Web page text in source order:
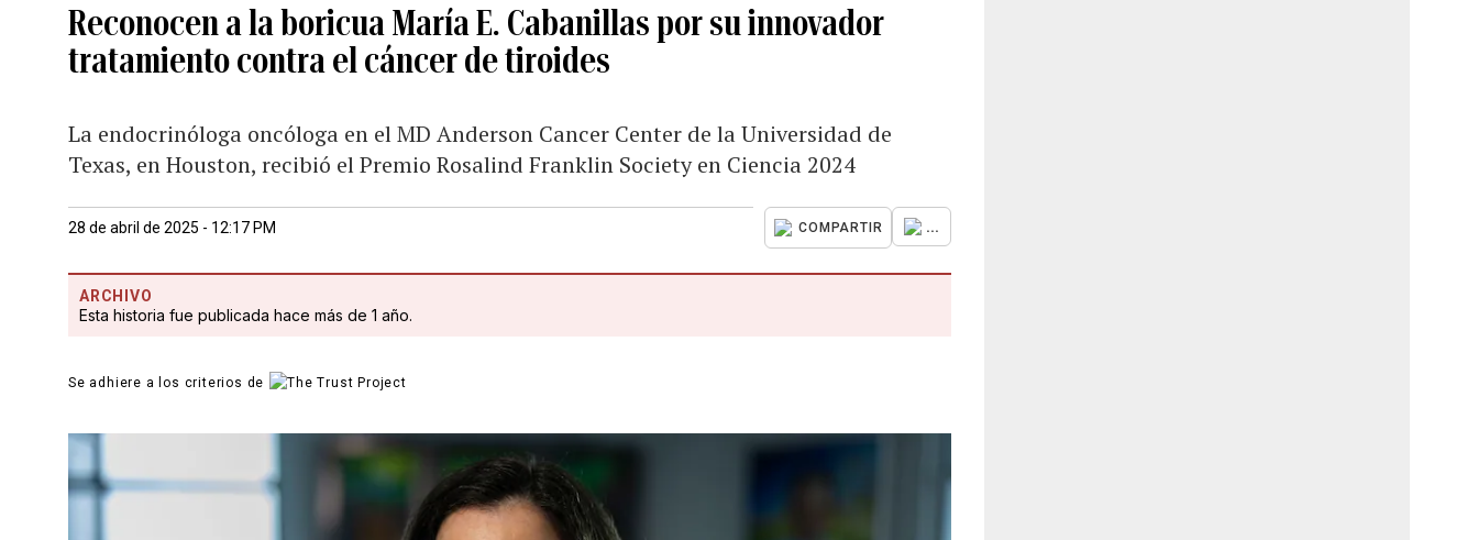
Reconocen a la boricua María E. Cabanillas por su innovador
tratamiento contra el cáncer de tiroides
La endocrinóloga oncóloga en el MD Anderson Cancer Center de la Universidad de
Texas, en Houston, recibió el Premio Rosalind Franklin Society en Ciencia 2024
28 de abril de 2025 - 12:17 PM COMPARTIR ...
ARCHIVO
Esta historia fue publicada hace más de 1 año.
Se adhiere a los criterios de